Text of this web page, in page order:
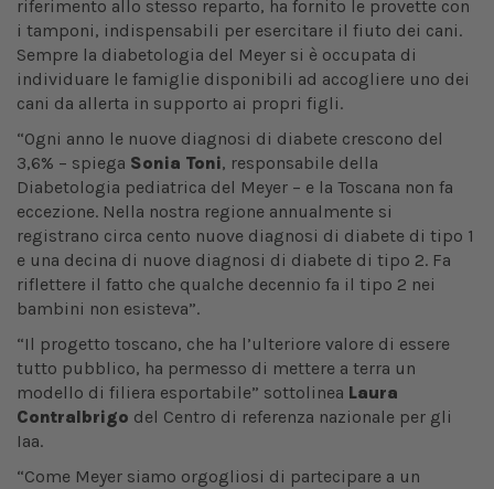
riferimento allo stesso reparto, ha fornito le provette con
i tamponi, indispensabili per esercitare il fiuto dei cani.
Sempre la diabetologia del Meyer si è occupata di
individuare le famiglie disponibili ad accogliere uno dei
cani da allerta in supporto ai propri figli.
“Ogni anno le nuove diagnosi di diabete crescono del
3,6% – spiega Sonia Toni, responsabile della
Diabetologia pediatrica del Meyer – e la Toscana non fa
eccezione. Nella nostra regione annualmente si
registrano circa cento nuove diagnosi di diabete di tipo 1
e una decina di nuove diagnosi di diabete di tipo 2. Fa
riflettere il fatto che qualche decennio fa il tipo 2 nei
bambini non esisteva”.
“Il progetto toscano, che ha l’ulteriore valore di essere
tutto pubblico, ha permesso di mettere a terra un
modello di filiera esportabile” sottolinea Laura
Contralbrigo del Centro di referenza nazionale per gli
Iaa.
“Come Meyer siamo orgogliosi di partecipare a un